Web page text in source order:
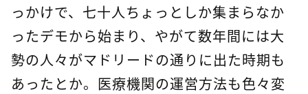
っかけで、七十人ちょっとしか集まらなか
ったデモから始まり、やがて数年間には大
勢の人々がマドリードの通りに出た時期も
あったとか。医療機関の運営方法も色々変